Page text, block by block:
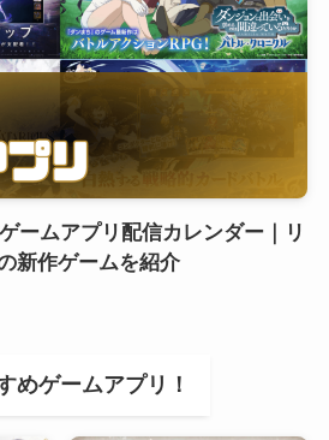
ームアプリ配信カレンダー｜リ
新作ゲームを紹介
めゲームアプリ！